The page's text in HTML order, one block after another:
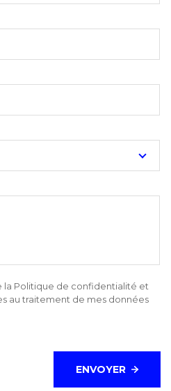
la Politique de confidentialité et
au traitement de mes données
ENVOYER